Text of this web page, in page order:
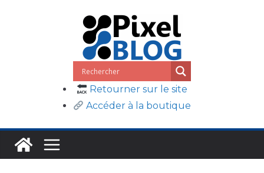
Retourner sur le site
Accéder à la boutique